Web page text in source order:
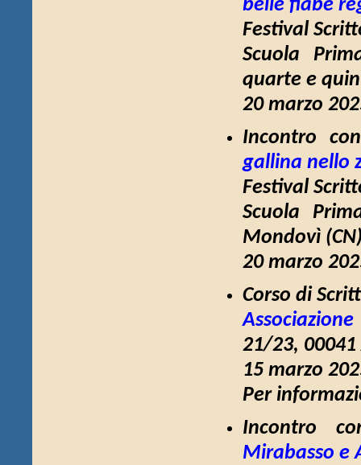
belle fiabe
Festival
Scuola
quarte e
20 marzo
Incontro
gallina nello
Festival
Scuola
Mondovì
20 marzo
Corso di
21/23,
15 marzo
Per
Incontro
Mirabasso e